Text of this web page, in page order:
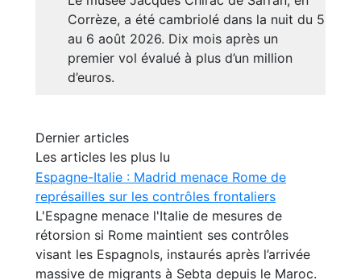
Corrèze, a été cambriolé dans la nuit du 5
au 6 août 2026. Dix mois après un
premier vol évalué à plus d’un million
d’euros.
Dernier articles
Les articles les plus lu
Espagne-Italie : Madrid menace Rome de
représailles sur les contrôles frontaliers
L'Espagne menace l'Italie de mesures de
rétorsion si Rome maintient ses contrôles
visant les Espagnols, instaurés après l’arrivée
massive de migrants à Sebta depuis le Maroc.